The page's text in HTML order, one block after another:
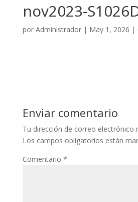
nov2023-
por Administrador| May 1, 2026 |
Enviar comentario
Tu dirección de correo electrónico
Los campos obligatorios están
Comentario *